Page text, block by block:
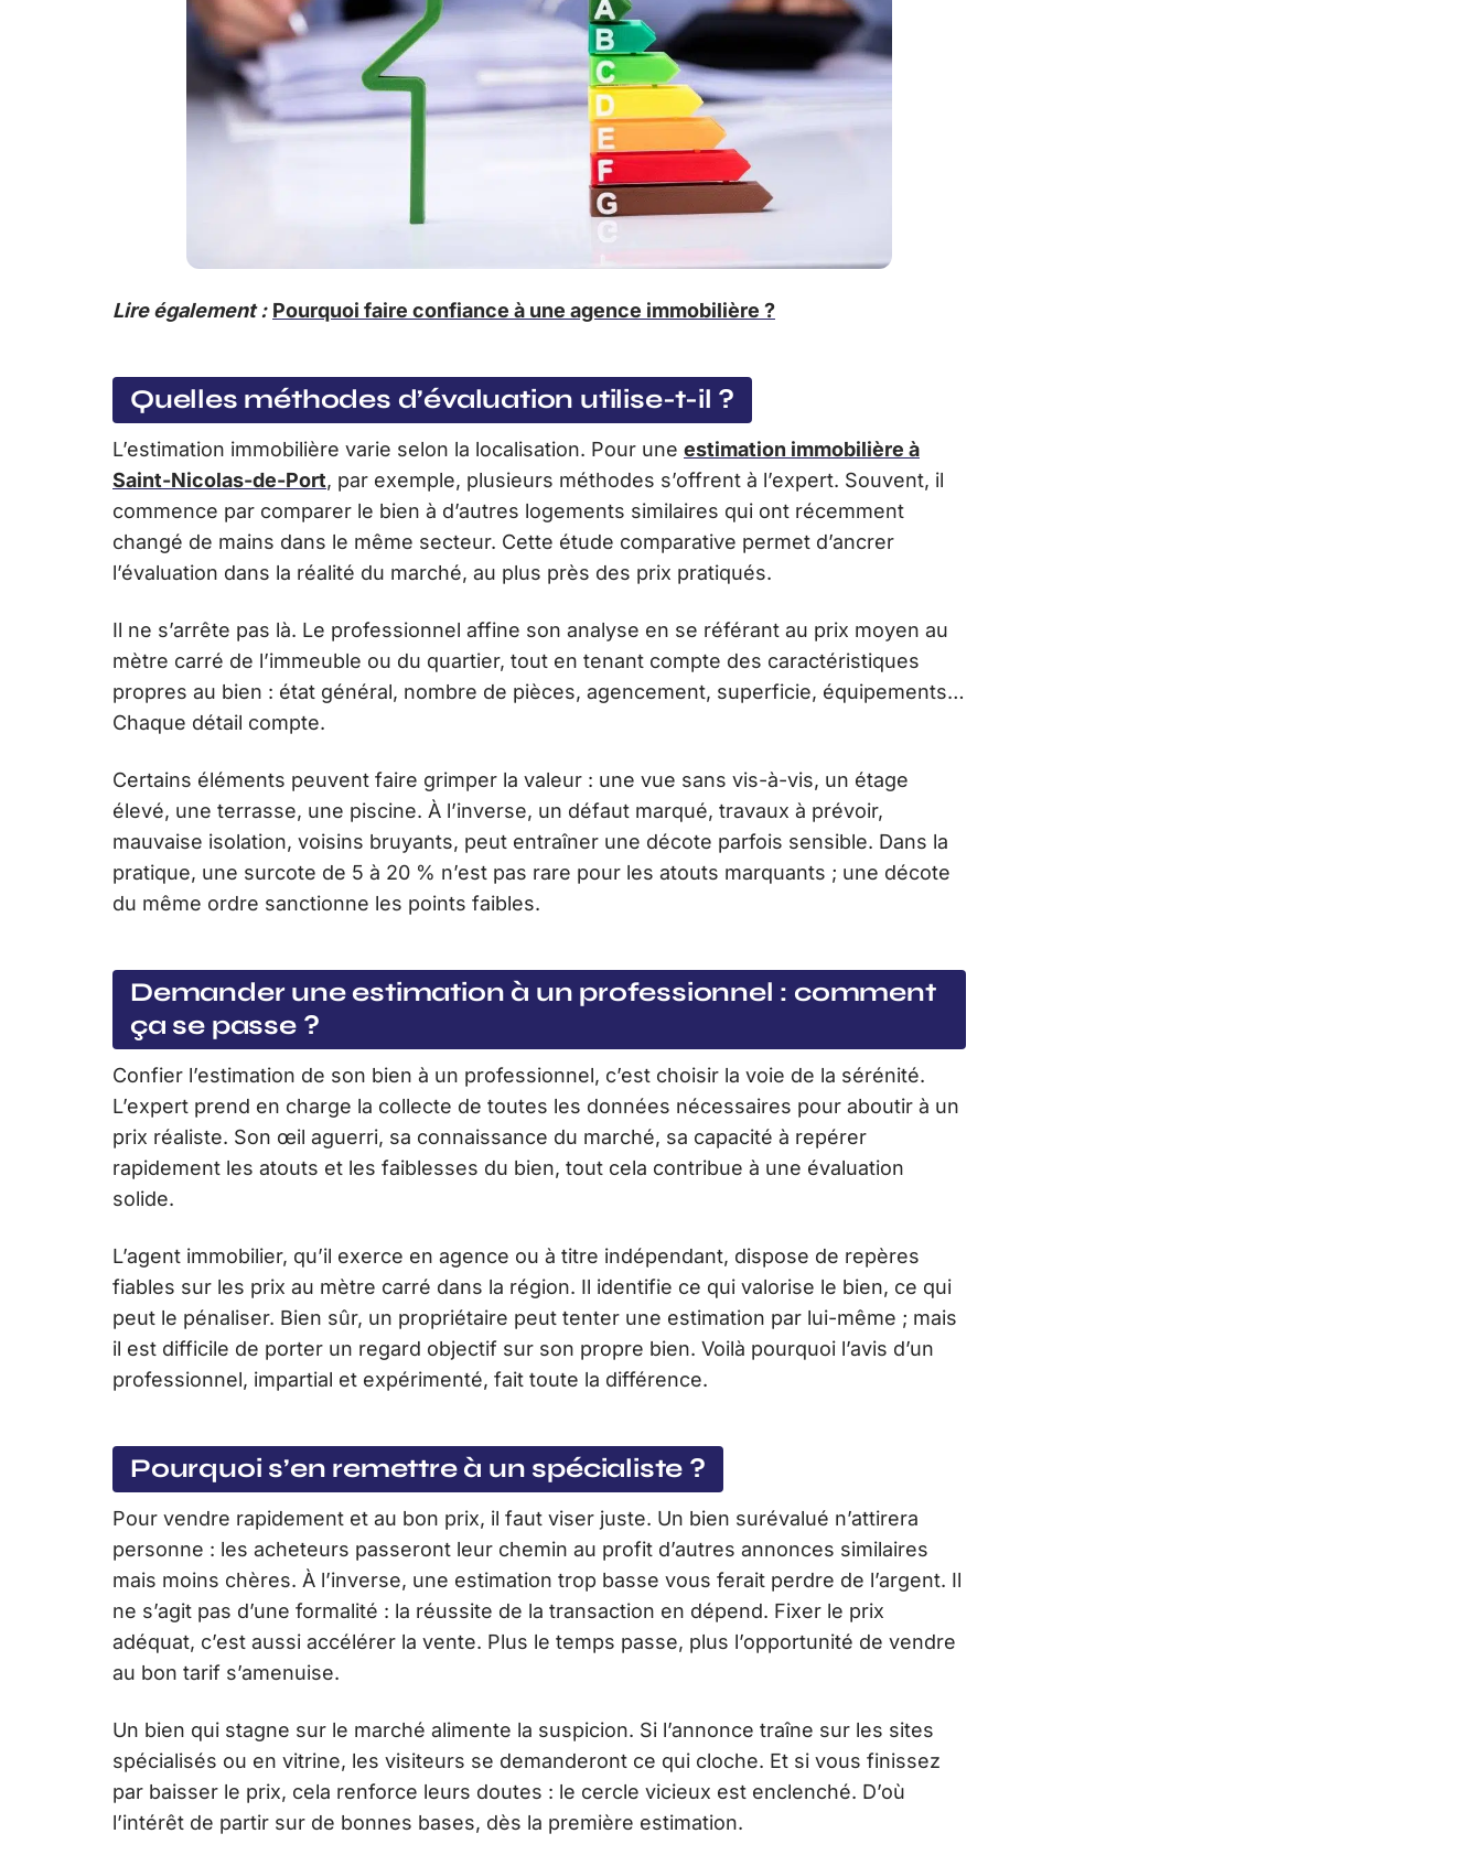
Lire également : Pourquoi faire confiance à une agence immobilière ?
Quelles méthodes d’évaluation utilise-t-il ?
L’estimation immobilière varie selon la localisation. Pour une estimation immobilière à
Saint-Nicolas-de-Port, par exemple, plusieurs méthodes s’offrent à l’expert. Souvent, il
commence par comparer le bien à d’autres logements similaires qui ont récemment
changé de mains dans le même secteur. Cette étude comparative permet d’ancrer
l’évaluation dans la réalité du marché, au plus près des prix pratiqués.
Il ne s’arrête pas là. Le professionnel affine son analyse en se référant au prix moyen au
mètre carré de l’immeuble ou du quartier, tout en tenant compte des caractéristiques
propres au bien : état général, nombre de pièces, agencement, superficie, équipements…
Chaque détail compte.
Certains éléments peuvent faire grimper la valeur : une vue sans vis-à-vis, un étage
élevé, une terrasse, une piscine. À l’inverse, un défaut marqué, travaux à prévoir,
mauvaise isolation, voisins bruyants, peut entraîner une décote parfois sensible. Dans la
pratique, une surcote de 5 à 20 % n’est pas rare pour les atouts marquants ; une décote
du même ordre sanctionne les points faibles.
Demander une estimation à un professionnel : comment
ça se passe ?
Confier l’estimation de son bien à un professionnel, c’est choisir la voie de la sérénité.
L’expert prend en charge la collecte de toutes les données nécessaires pour aboutir à un
prix réaliste. Son œil aguerri, sa connaissance du marché, sa capacité à repérer
rapidement les atouts et les faiblesses du bien, tout cela contribue à une évaluation
solide.
L’agent immobilier, qu’il exerce en agence ou à titre indépendant, dispose de repères
fiables sur les prix au mètre carré dans la région. Il identifie ce qui valorise le bien, ce qui
peut le pénaliser. Bien sûr, un propriétaire peut tenter une estimation par lui-même ; mais
il est difficile de porter un regard objectif sur son propre bien. Voilà pourquoi l’avis d’un
professionnel, impartial et expérimenté, fait toute la différence.
Pourquoi s’en remettre à un spécialiste ?
Pour vendre rapidement et au bon prix, il faut viser juste. Un bien surévalué n’attirera
personne : les acheteurs passeront leur chemin au profit d’autres annonces similaires
mais moins chères. À l’inverse, une estimation trop basse vous ferait perdre de l’argent. Il
ne s’agit pas d’une formalité : la réussite de la transaction en dépend. Fixer le prix
adéquat, c’est aussi accélérer la vente. Plus le temps passe, plus l’opportunité de vendre
au bon tarif s’amenuise.
Un bien qui stagne sur le marché alimente la suspicion. Si l’annonce traîne sur les sites
spécialisés ou en vitrine, les visiteurs se demanderont ce qui cloche. Et si vous finissez
par baisser le prix, cela renforce leurs doutes : le cercle vicieux est enclenché. D’où
l’intérêt de partir sur de bonnes bases, dès la première estimation.